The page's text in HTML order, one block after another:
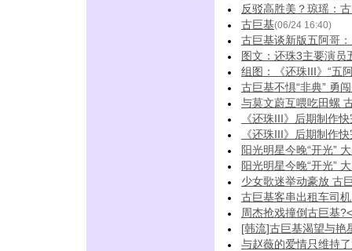
反驳高胜美？琼瑶：
古巨基(06/24 16:40)
古巨基谈新版五阿哥
图文：还珠3主要演员
组图：《还珠III》“五
古巨基不惧“非典” 勇
与莫文蔚互喂吃田螺
《还珠III》后期制作
《还珠III》后期制作
阳光明星今晚“开光”
阳光明星今晚“开光”
少女歌迷举动豪放 古
古巨基客串出租车司
周杰抢戏撞倒古巨基
[韩流]古巨基渴望与艳
与赵薇的爱情只维持